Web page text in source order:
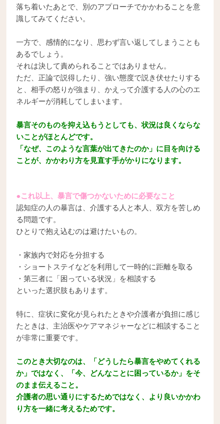
落ち着いたあとで、別のアプローチでかかわることを意
識してみてください。
一方で、感情的になり、思わず言い返してしまうことも
あるでしょう。
それは決して責められることではありません。
ただ、正論で説得したり、強い態度で説き伏せたりする
と、相手の怒りが強まり、かえって介護する人の心のエ
ネルギーが消耗してしまいます。
暴言そのものを抑え込もうとしても、状況は良くならな
いことがほとんどです。
「なぜ、このような言葉が出てきたのか」に目を向ける
ことが、かかわり方を見直す手がかりになります。
●これ以上、暴言で傷つかないために必要なこと
認知症の人の暴言は、介護する人と本人、双方を苦しめ
る問題です。
ひとりで抱え込むのは避けたいもの。
・家族内で対応を分担する
・ショートステイなどを利用して一時的に距離を取る
・第三者に「困っている状況」を相談する
といった選択肢もあります。
特に、症状に変化が見られたときや介護者が負担に感じ
たときは、主治医やケアマネジャーなどに相談すること
が非常に重要です。
このとき大切なのは、「どうしたら暴言をやめてくれる
か」ではなく、「今、どんなことに困っているか」をそ
のまま伝えること。
介護者の思い通りにするためではなく、より良いかかわ
り方を一緒に考えるためです。